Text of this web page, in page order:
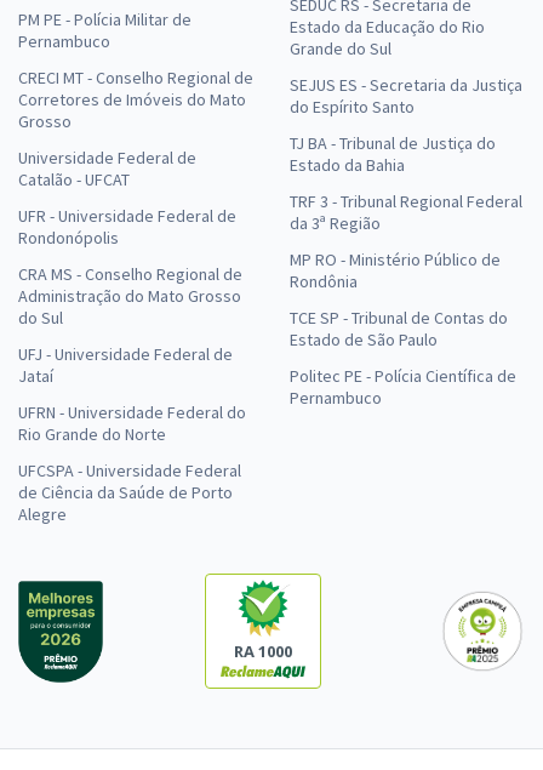
PM PE - Polícia Militar de
Pernambuco
CRECI MT - Conselho Regional de
Corretores de Imóveis do Mato
Grosso
Universidade Federal de
Catalão - UFCAT
UFR - Universidade Federal de
Rondonópolis
CRA MS - Conselho Regional de
Administração do Mato Grosso
do Sul
UFJ - Universidade Federal de
Jataí
UFRN - Universidade Federal do
Rio Grande do Norte
UFCSPA - Universidade Federal
de Ciência da Saúde de Porto
Alegre
SEDUC RS - Secretaria de
Estado da Educação do Rio
Grande do Sul
SEJUS ES - Secretaria da Justiça
do Espírito Santo
TJ BA - Tribunal de Justiça do
Estado da Bahia
TRF 3 - Tribunal Regional Federal
da 3ª Região
MP RO - Ministério Público de
Rondônia
TCE SP - Tribunal de Contas do
Estado de São Paulo
Politec PE - Polícia Científica de
Pernambuco
RA 1000